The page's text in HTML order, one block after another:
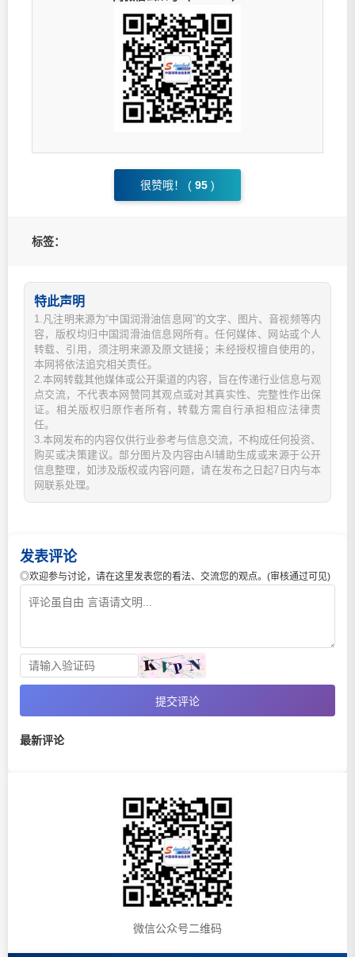
很赞哦！ ( 95 )
标签：
特此声明
1.凡注明来源为“中国润滑油信息网”的文字、图片、音视频等内
容，版权均归中国润滑油信息网所有。任何媒体、网站或个人
转载、引用，须注明来源及原文链接；未经授权擅自使用的，
本网将依法追究相关责任。
2.本网转载其他媒体或公开渠道的内容，旨在传递行业信息与观
点交流，不代表本网赞同其观点或对其真实性、完整性作出保
证。相关版权归原作者所有，转载方需自行承担相应法律责
任。
3.本网发布的内容仅供行业参考与信息交流，不构成任何投资、
购买或决策建议。部分图片及内容由AI辅助生成或来源于公开
信息整理，如涉及版权或内容问题，请在发布之日起7日内与本
网联系处理。
发表评论
◎欢迎参与讨论，请在这里发表您的看法、交流您的观点。(审核通过可见)
提交评论
最新评论
微信公众号二维码